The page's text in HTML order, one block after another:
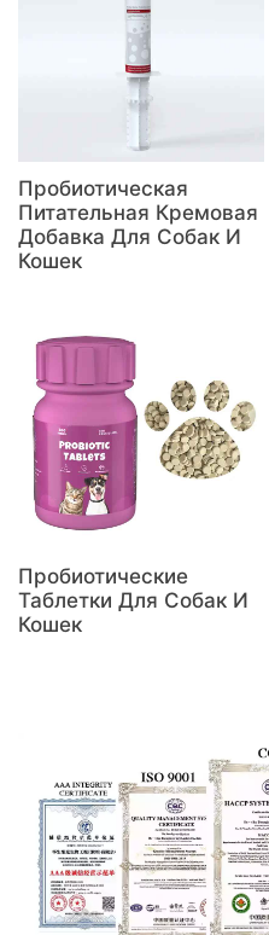
Пробиотическая
Питательная Кремовая
Добавка Для Собак И
Кошек
Пробиотические
Таблетки Для Собак И
Кошек